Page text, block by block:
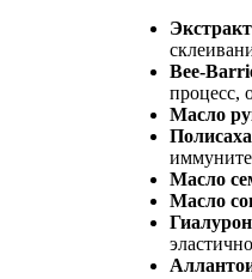
Bee-
процесс,
Масло
Масло
Масло